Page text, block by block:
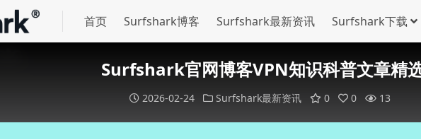
首页 Surfshark博客 Surfshark最新资讯 Surfshark下载
Surfshark官网博客VPN知识科普文章精
2026-02-24 Surfshark最新资讯 0 0 13